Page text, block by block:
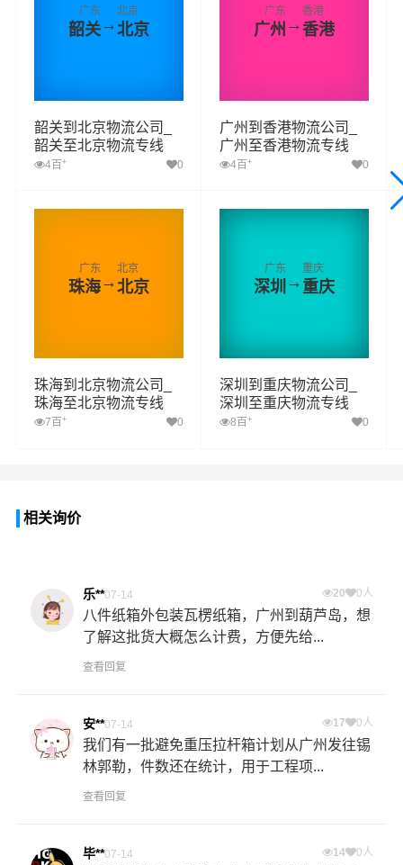
广东
韶关→
北京
北京
韶关到北京物流公司_
韶关至北京物流专线
4百 + 0
广东
广州 →
香港
香港
广州到香港物流公司_
广州至香港物流专线
4百 + 0
广东
珠海→
北京
北京
珠海到北京物流公司_
珠海至北京物流专线
7百 + 0
广东
深圳→
重庆
重庆
深圳到重庆物流公司_
深圳至重庆物流专线
8百 + 0
相关询价
乐**07-14 20 0人
八件纸箱外包装瓦楞纸箱，广州到葫芦岛，想
了解这批货大概怎么计费，方便先给...
查看回复
安**07-14 17 0人
我们有一批避免重压拉杆箱计划从广州发往锡
林郭勒，件数还在统计，用于工程项...
查看回复
毕**07-14 14 0人